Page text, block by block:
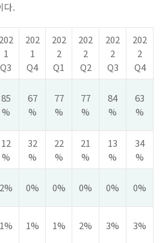
다.
202
1
Q3
202
1
Q4
202
2
Q1
202
2
Q2
202
2
Q3
202
2
Q4
85
%
67
%
77
%
77
%
84
%
63
%
12
%
32
%
22
%
21
%
13
%
34
%
2% 0% 0% 0% 0% 0%
1% 1% 1% 2% 3% 3%